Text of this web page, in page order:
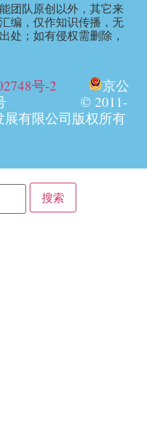
号-2
京公
号 © 2011-
有限公司版权所有
团队原创以外，其它来
编，仅作知识传播，无
处；如有侵权需删除，